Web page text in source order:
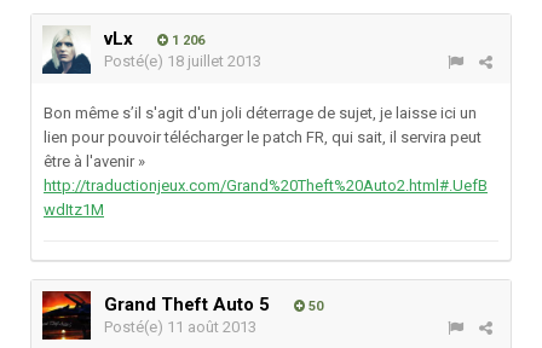
vLx 1 206
Posté(e) 18 juillet 2013
Bon même s’il s'agit d'un joli déterrage de sujet, je laisse ici un
lien pour pouvoir télécharger le patch FR, qui sait, il servira peut
être à l'avenir »
http://traductionjeux.com/Grand%20Theft%20Auto2.html#.UefB
wdItz1M
Grand Theft Auto 5 50
Posté(e) 11 août 2013